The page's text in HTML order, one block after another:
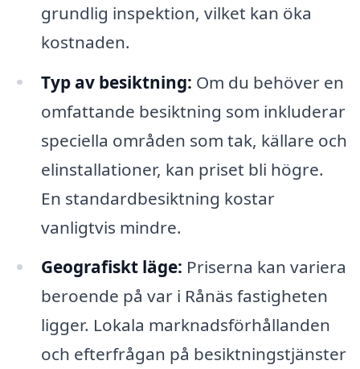
grundlig inspektion, vilket kan öka
kostnaden.
Typ av besiktning: Om du behöver en
omfattande besiktning som inkluderar
speciella områden som tak, källare och
elinstallationer, kan priset bli högre.
En standardbesiktning kostar
vanligtvis mindre.
Geografiskt läge: Priserna kan variera
beroende på var i Rånäs fastigheten
ligger. Lokala marknadsförhållanden
och efterfrågan på besiktningstjänster